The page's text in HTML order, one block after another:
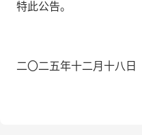
特此公告。
二〇二五年十二月十八日